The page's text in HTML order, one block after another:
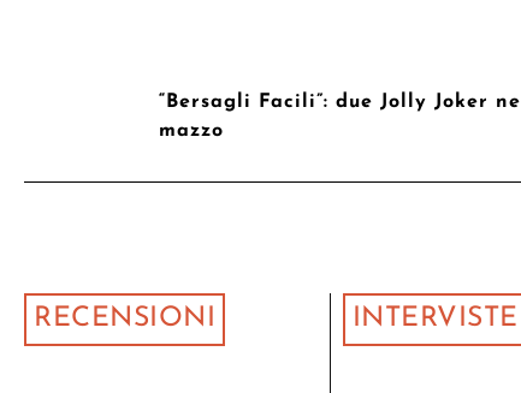
“Bersagli Facili”: due Jolly Joker nel
mazzo
RECENSIONI INTERVISTE